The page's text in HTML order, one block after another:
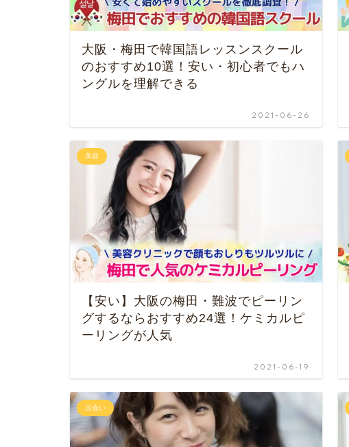
大阪・梅田で韓国語レッスンスクール
のおすすめ10選！安い・初心者でもハ
ングルを理解できる
2021-06-26
美容
【安い】大阪の梅田・難波でピーリン
グするならおすすめ24選！ケミカルピ
ーリングが人気
2021-06-19
出会い